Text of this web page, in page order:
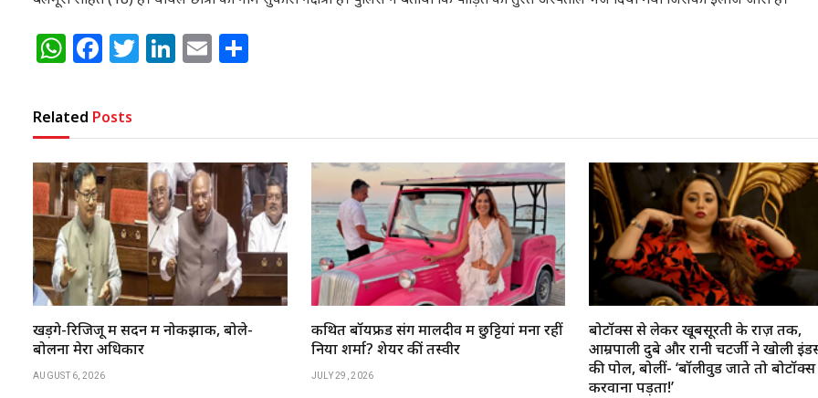
WhatsApp
Facebook
Twitter
LinkedIn
Email
Related Posts
खड़गे-रिजिजू में सदन में नोकझोंक, बोले-
बोलना मेरा अधिकार
AUGUST 6, 2026
कथित बॉयफ्रेंड संग मालदीव में छुट्टियां मना रहीं
निया शर्मा? शेयर कीं तस्वीरें
JULY 29, 2026
बोटॉक्स से लेकर खूबसूरती के राज़ तक,
आम्रपाली दुबे और रानी चटर्जी ने खोली
की पोल, बोलीं- ‘बॉलीवुड जाते तो बोटॉक्स
करवाना पड़ता!’